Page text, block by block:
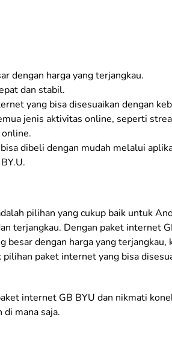
dengan harga yang terjangkau.
dan stabil.
yang bisa disesuaikan dengan
jenis aktivitas online, seperti
dibeli dengan mudah melalui
pilihan yang cukup baik untuk
terjangkau. Dengan paket internet
besar dengan harga yang
paket internet yang bisa
internet GB BYU dan nikmati
di mana saja.